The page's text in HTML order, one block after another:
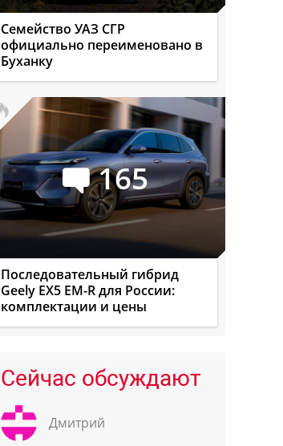
Семейство УАЗ СГР
официально переименовано в
Буханку
165
Последовательный гибрид
Geely EX5 EM-R для России:
комплектации и цены
Сейчас обсуждают
Дмитрий